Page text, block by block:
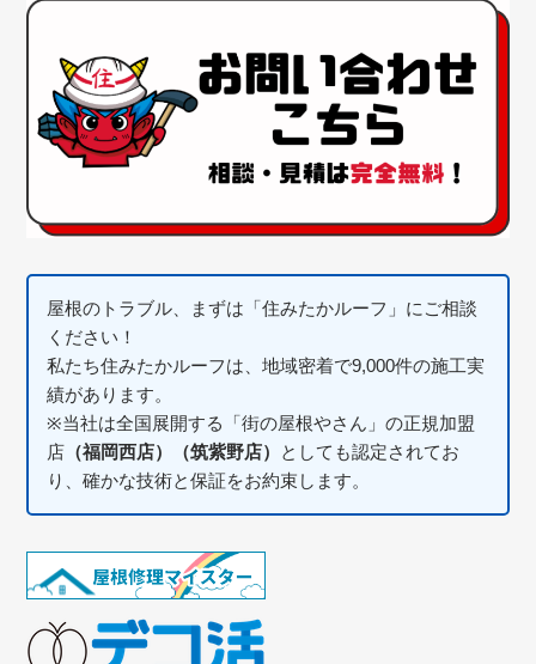
屋根のトラブル、まずは「住みたかルーフ」にご相談
ください！
私たち住みたかルーフは、地域密着で9,000件の施工実
績があります。
※当社は全国展開する「街の屋根やさん」の正規加盟
店 （福岡西店）（筑紫野店） としても認定されてお
り、確かな技術と保証をお約束します。